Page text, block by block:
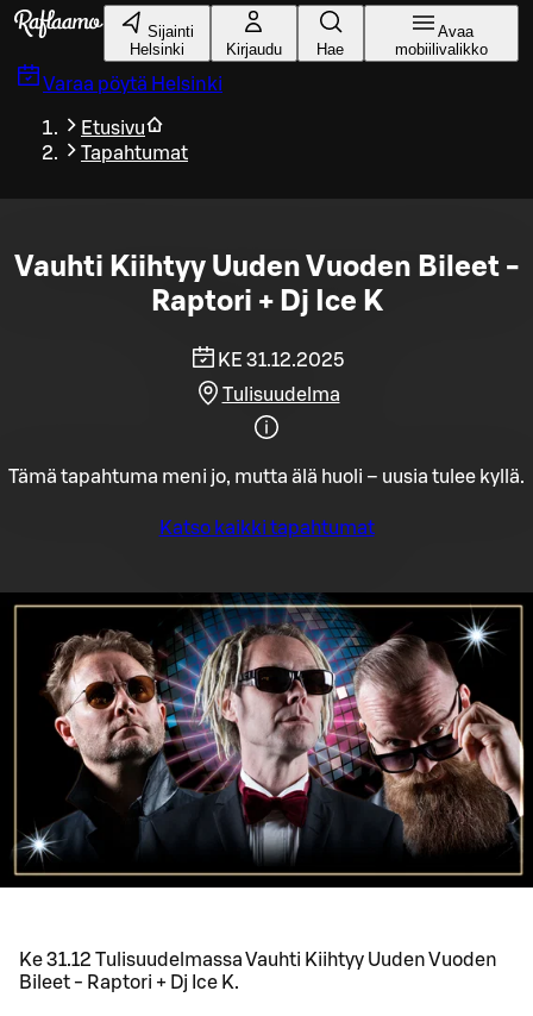
Siirry pääsisältöön
Sijainti
Helsinki
Kirjaudu Hae
Avaa
mobiilivalikko
Varaa pöytä Helsinki
Etusivu
Tapahtumat
Vauhti Kiihtyy Uuden Vuoden Bileet -
Raptori + Dj Ice K
KE 31.12.2025
Tulisuudelma
Tämä tapahtuma meni jo, mutta älä huoli – uusia tulee kyllä.
Katso kaikki tapahtumat
Ke 31.12 Tulisuudelmassa Vauhti Kiihtyy Uuden Vuoden
Bileet - Raptori + Dj Ice K.